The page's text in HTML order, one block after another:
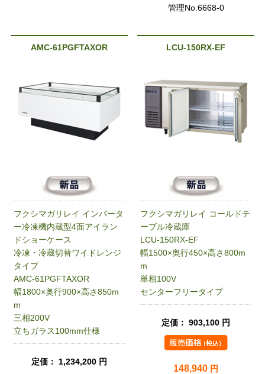
管理No.6668-0
AMC-61PGFTAXOR
フクシマガリレイ インバータ
ー冷凍機内蔵型4面アイラン
ドショーケース
冷凍・冷蔵切替ワイドレンジ
タイプ
AMC-61PGFTAXOR
幅1800×奥行900×高さ850m
m
三相200V
立ちガラス100mm仕様
定価： 1,234,200 円
LCU-150RX-EF
フクシマガリレイ コールドテ
ーブル冷蔵庫
LCU-150RX-EF
幅1500×奥行450×高さ800m
m
単相100V
センターフリータイプ
定価： 903,100 円
148,940 円